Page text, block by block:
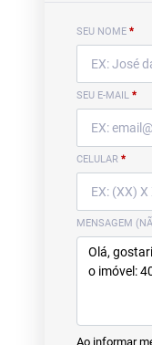
SEU NOME *
SEU E-MAIL *
CELULAR *
MENSAGEM
Ao informar